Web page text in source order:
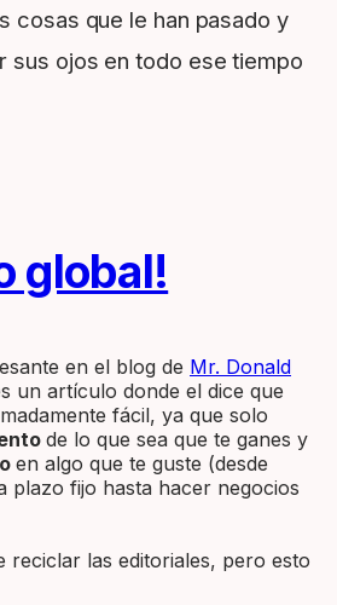
cosas que le han pasado y
sus ojos en todo ese tiempo
global!
en el blog de Mr. Donald
un artículo donde el dice que
fácil, ya que solo
de lo que sea que te ganes y
en algo que te guste (desde
plazo fijo hasta hacer negocios
reciclar las editoriales, pero esto